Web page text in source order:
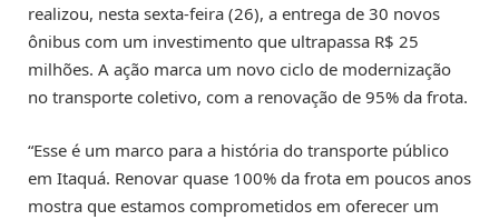
realizou, nesta sexta-feira (26), a entrega de 30 novos
ônibus com um investimento que ultrapassa R$ 25
milhões. A ação marca um novo ciclo de modernização
no transporte coletivo, com a renovação de 95% da frota.
“Esse é um marco para a história do transporte público
em Itaquá. Renovar quase 100% da frota em poucos anos
mostra que estamos comprometidos em oferecer um